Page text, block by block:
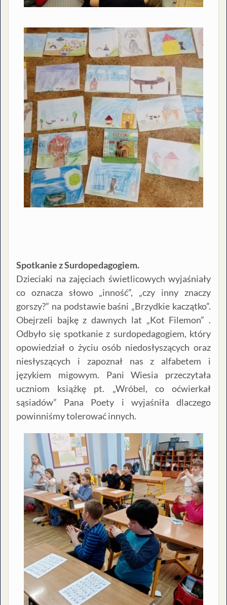
Spotkanie z Surdopedagogiem.
Dzieciaki na zajęciach świetlicowych wyjaśniały
co oznacza słowo „inność”, „czy inny znaczy
gorszy?” na podstawie baśni „Brzydkie kaczątko”.
Obejrzeli bajkę z dawnych lat „Kot Filemon” .
Odbyło się spotkanie z surdopedagogiem, który
opowiedział o życiu osób niedosłyszących oraz
niesłyszących i zapoznał nas z alfabetem i
językiem migowym. Pani Wiesia przeczytała
uczniom książkę pt. „Wróbel, co oćwierkał
sąsiadów” Pana Poety i wyjaśniła dlaczego
powinniśmy tolerować innych.